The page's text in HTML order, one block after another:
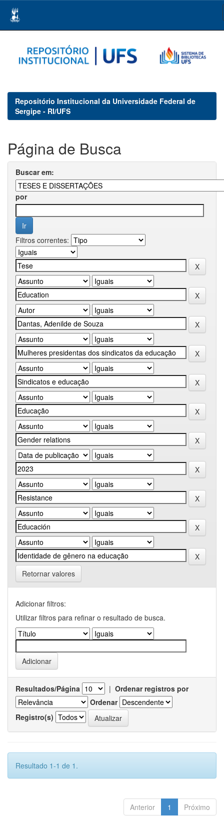
navigation
Repositório Institucional da Universidade Federal de
Sergipe - RI/UFS
Página de Busca
Buscar em:
por
Filtros correntes:
Retornar valores
Adicionar filtros:
Utilizar filtros para refinar o resultado de busca.
Resultados/Página | Ordenar registros por
Ordenar
Registro(s)
Resultado 1-1 de 1.
Anterior 1 Próximo